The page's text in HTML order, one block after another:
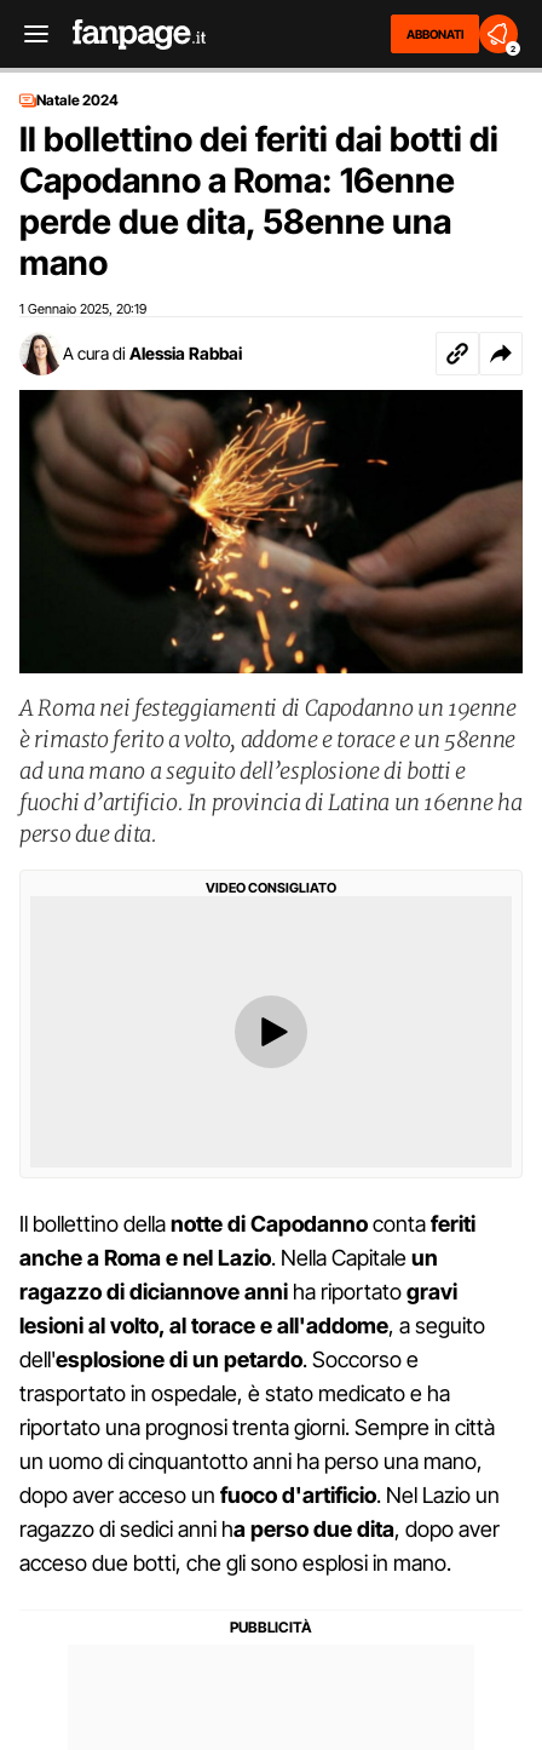
ABBONATI
2
Natale 2024
Il bollettino dei feriti dai botti di
Capodanno a Roma: 16enne
perde due dita, 58enne una
mano
1 Gennaio 2025 20:19
A cura di Alessia Rabbai
A Roma nei festeggiamenti di Capodanno un 19enne
è rimasto ferito a volto, addome e torace e un 58enne
ad una mano a seguito dell’esplosione di botti e
fuochi d’artificio. In provincia di Latina un 16enne ha
perso due dita.
VIDEO CONSIGLIATO
Il bollettino dellanotte di Capodannocontaferiti
anche a Roma e nel Lazio. Nella Capitaleun
ragazzo di diciannove anni ha riportatogravi
lesioni al volto, al torace e all'addome, a seguito
dell'esplosione di un petardo. Soccorso e
trasportato in ospedale, è stato medicato e ha
riportato una prognosi trenta giorni. Sempre in città
un uomo di cinquantotto anni ha perso una mano,
dopo aver acceso un fuoco d'artificio. Nel Lazio un
ragazzo di sedici anni ha perso due dita, dopo aver
acceso due botti, che gli sono esplosi in mano.